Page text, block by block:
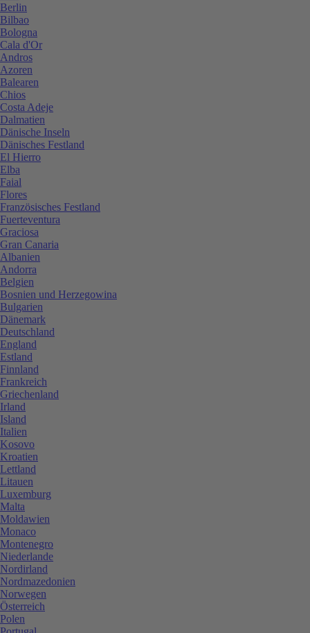
Berlin
Bilbao
Bologna
Cala d'Or
Andros
Azoren
Balearen
Chios
Costa Adeje
Dalmatien
Dänische Inseln
Dänisches Festland
El Hierro
Elba
Faial
Flores
Französisches Festland
Fuerteventura
Graciosa
Gran Canaria
Albanien
Andorra
Belgien
Bosnien und Herzegowina
Bulgarien
Dänemark
Deutschland
England
Estland
Finnland
Frankreich
Griechenland
Irland
Island
Italien
Kosovo
Kroatien
Lettland
Litauen
Luxemburg
Malta
Moldawien
Monaco
Montenegro
Niederlande
Nordirland
Nordmazedonien
Norwegen
Österreich
Polen